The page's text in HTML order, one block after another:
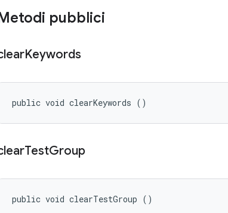
pubblici
Keywords
public void clearKeywords ()
TestGroup
public void clearTestGroup ()